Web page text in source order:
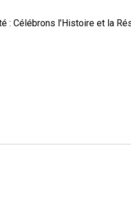
: Célébrons l’Histoire et la